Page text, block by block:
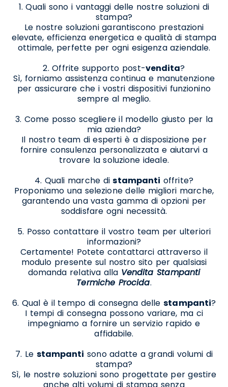
1. Quali sono i vantaggi delle nostre soluzioni di
stampa?
Le nostre soluzioni garantiscono prestazioni
elevate, efficienza energetica e qualità di stampa
ottimale, perfette per ogni esigenza aziendale.
2. Offrite supporto post-vendita?
Sì, forniamo assistenza continua e manutenzione
per assicurare che i vostri dispositivi funzionino
sempre al meglio.
3. Come posso scegliere il modello giusto per la
mia azienda?
Il nostro team di esperti è a disposizione per
fornire consulenza personalizzata e aiutarvi a
trovare la soluzione ideale.
4. Quali marche distampanti offrite?
Proponiamo una selezione delle migliori marche,
garantendo una vasta gamma di opzioni per
soddisfare ogni necessità.
5. Posso contattare il vostro team per ulteriori
informazioni?
Certamente! Potete contattarci attraverso il
modulo presente sul nostro sito per qualsiasi
domanda relativa alla Vendita Stampanti
Termiche Procida.
6. Qual è il tempo di consegna dellestampanti?
I tempi di consegna possono variare, ma ci
impegniamo a fornire un servizio rapido e
affidabile.
7. Le stampanti sono adatte a grandi volumi di
stampa?
Sì, le nostre soluzioni sono progettate per gestire
anche alti volumi di stampa senza